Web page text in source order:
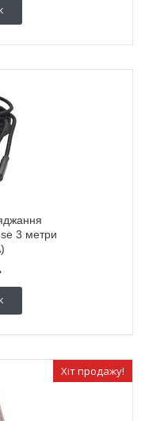
3 метри
Хіт продажу!